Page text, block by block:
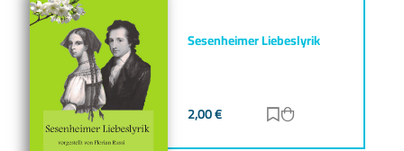
Sesenheimer Liebeslyrik
2,00€ Zur Merkliste